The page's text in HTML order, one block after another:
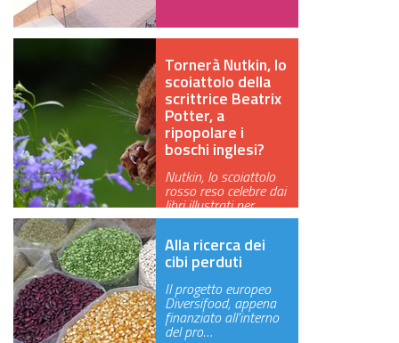
Tornerà Nutkin, lo
scoiattolo della
scrittrice Beatrix
Potter, a
ripopolare i
boschi inglesi?
Nutkin, lo scoiattolo
rosso reso celebre dai
libri illustrati per
bamb…
Alla ricerca dei
cibi perduti
Il progetto europeo
Diversifood, appena
finanziato all’interno
del pro…